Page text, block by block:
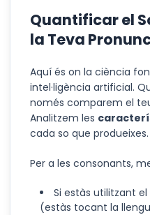
Quantificar el
la Teva
Aquí és on la ciència
intel·ligència artificial.
només comparem el
Analitzem les
cada so que produeixes.
Per a les consonants,
Si estàs utilitzant
(estàs tocant la